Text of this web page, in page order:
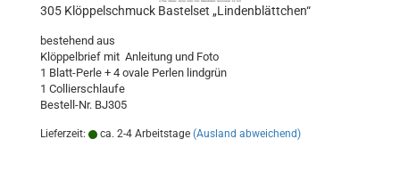
305 Klöppelschmuck Bastelset „Lindenblättchen“
bestehend aus
Klöppelbrief mit Anleitung und Foto
1 Blatt-Perle + 4 ovale Perlen lindgrün
1 Collierschlaufe
Bestell-Nr. BJ305
Lieferzeit: ca. 2-4 Arbeitstage (Ausland abweichend)